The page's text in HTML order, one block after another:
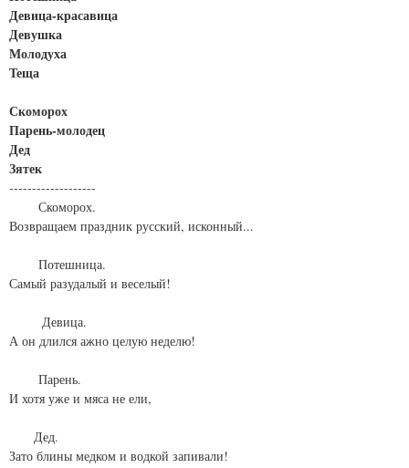
Девица-красавица
Девушка
Молодуха
Теща
Скоморох
Парень-молодец
Дед
Зятек
-------------------
Скоморох.
Возвращаем праздник русский, исконный...
Потешница.
Самый разудалый и веселый!
Девица.
А он длился ажно целую неделю!
Парень.
И хотя уже и мяса не ели,
Дед.
Зато блины медком и водкой запивали!